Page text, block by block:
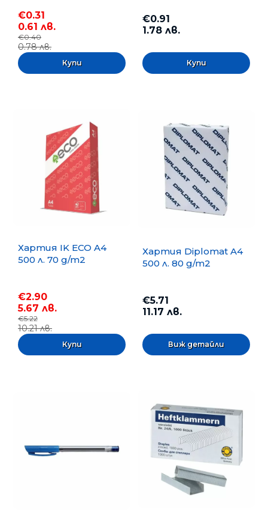
€0.31
0.61 лв.
€0.40
0.78 лв.
€0.91
1.78 лв.
Хартия IK ECO A4
500 л. 70 g/m2
€2.90
5.67 лв.
€5.22
10.21 лв.
Хартия Diplomat A4
500 л. 80 g/m2
€5.71
11.17 лв.
Виж детайли